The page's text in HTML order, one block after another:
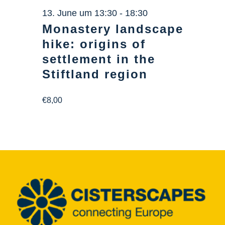
Downloads
Place of learning
13. June um 13:30 - 18:30
Monastery landscape
hike: origins of
settlement in the
Stiftland region
€8,00